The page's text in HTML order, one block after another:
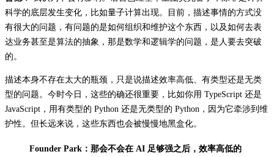
科学的底层发生变化，比如量子计算出现。目前，描述事情的方式没
有很大的问题，有问题的是如何组织和维护这个东西，以及如何去表
达业务甚至是算法的抽象，那是数学和逻辑学的问题，是人要去突破
的。
描述本身不存在太大的瓶颈，只是说描述效率高低、有类型还是无类
型的问题。今时今日，这些的确还很重要，比如你用 TypeScript 还是
JavaScript，用有类型的 Python 还是无类型的 Python，因为它牵涉到维
护性。但长远来说，这些东西也会被慢慢地黑盒化。
Founder Park：那会不会在 AI 足够强之后，效率高低的